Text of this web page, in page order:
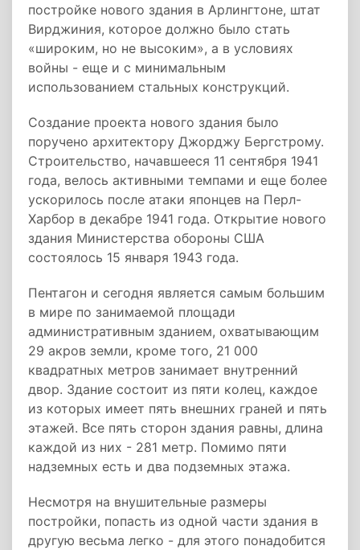
постройке нового здания в Арлингтоне, штат
Вирджиния, которое должно было стать
«широким, но не высоким», а в условиях
войны - еще и с минимальным
использованием стальных конструкций.
Создание проекта нового здания было
поручено архитектору Джорджу Бергстрому.
Строительство, начавшееся 11 сентября 1941
года, велось активными темпами и еще более
ускорилось после атаки японцев на Перл-
Харбор в декабре 1941 года. Открытие нового
здания Министерства обороны США
состоялось 15 января 1943 года.
Пентагон и сегодня является самым большим
в мире по занимаемой площади
административным зданием, охватывающим
29 акров земли, кроме того, 21 000
квадратных метров занимает внутренний
двор. Здание состоит из пяти колец, каждое
из которых имеет пять внешних граней и пять
этажей. Все пять сторон здания равны, длина
каждой из них - 281 метр. Помимо пяти
надземных есть и два подземных этажа.
Несмотря на внушительные размеры
постройки, попасть из одной части здания в
другую весьма легко - для этого понадобится